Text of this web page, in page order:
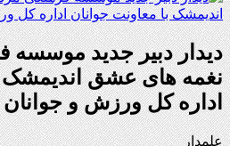
دیدار دبیر جدید
نغمه های عشق اندیمشک
اداره کل ورزش و
علمدار